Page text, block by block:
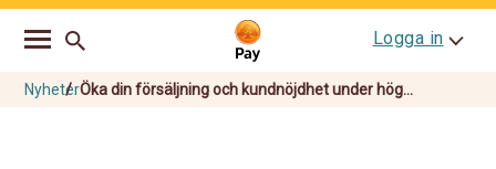
Go
navigation
Skip
Logga in
NyheterÖka din försäljning och kundnöjdhet under hög...